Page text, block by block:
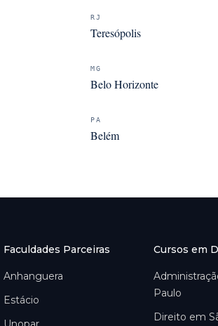
RJ
Teresópolis
MG
Belo Horizonte
PA
Belém
Faculdades Parceiras
Anhanguera
Estácio
Cursos em
Paulo
Direito em